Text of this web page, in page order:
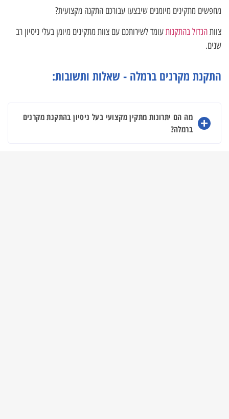
מחפשים מתקינים מיומנים שיבצעו עבורכם התקנה מקצועית?
צוותהגדול בהתקנותעומד לשירותכם עם צוות מתקינים מיומן בעלי ניסיון רב
שנים.
התקנת מקרנים ברמלה - שאלות ותשובות:
מה הם יתרונות מתקין מקצועי בעל ניסיון בהתקנת מקרנים
ברמלה?